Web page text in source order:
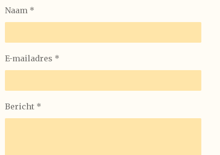
Naam *
E-mailadres *
Bericht *